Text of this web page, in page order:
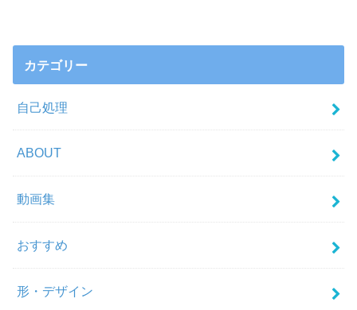
カテゴリー
自己処理
ABOUT
動画集
おすすめ
形・デザイン